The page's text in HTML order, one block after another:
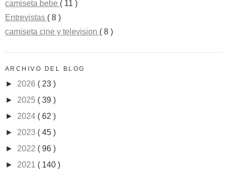
camiseta bebe ( 11 )
Entrevistas ( 8 )
camiseta cine y television ( 8 )
ARCHIVO DEL BLOG
► 2026 ( 23 )
► 2025 ( 39 )
► 2024 ( 62 )
► 2023 ( 45 )
► 2022 ( 96 )
► 2021 ( 140 )